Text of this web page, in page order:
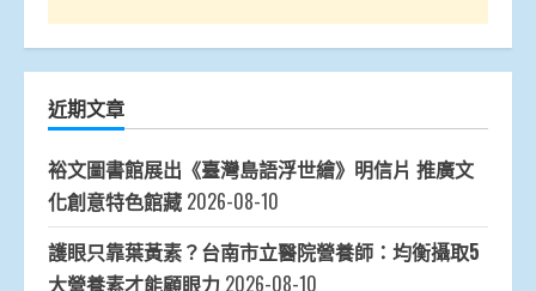
近期文章
裕文圖書館展出《臺灣島語浮世繪》明信片 推廣文
化創意特色館藏 2026-08-10
護眼只靠葉黃素？台南市立醫院營養師：均衡攝取5
大營養素才能顧眼力 2026-08-10